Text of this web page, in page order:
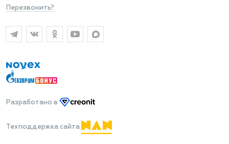
Перезвонить?
Разработано в
Техподдержка сайта